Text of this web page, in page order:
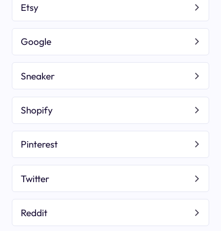
Etsy
Google
Sneaker
Shopify
Pinterest
Twitter
Reddit